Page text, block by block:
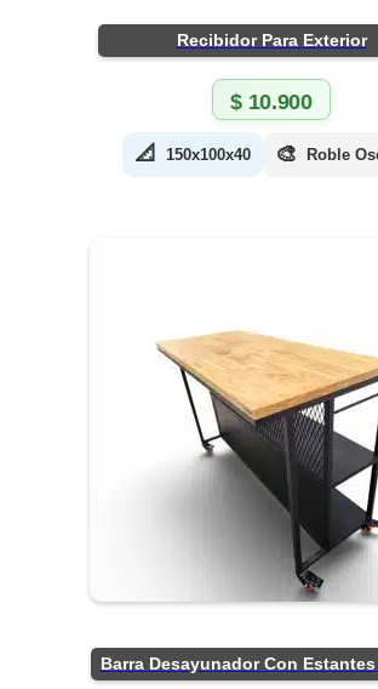
Recibidor Para Exterior
$10.900
📐 150x100x40 🎨 Roble